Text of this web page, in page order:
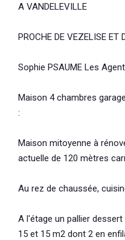
A VANDELEVILLE
PROCHE DE VEZELISE ET
Sophie PSAUME Les
Maison 4 chambres
:
Maison mitoyenne à
actuelle de 120 mètres
Au rez de chaussée,
A l'étage un pallier
15 et 15 m2 dont 2 en